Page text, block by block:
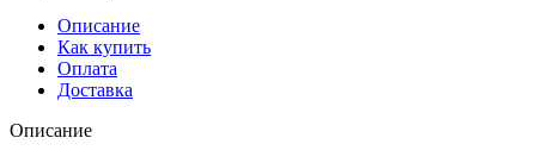
Описание
Как купить
Оплата
Доставка
Описание